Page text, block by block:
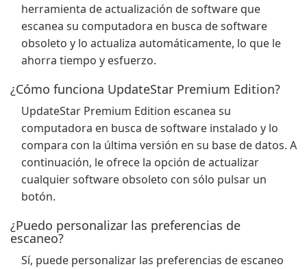
herramienta de actualización de software que
escanea su computadora en busca de software
obsoleto y lo actualiza automáticamente, lo que le
ahorra tiempo y esfuerzo.
¿Cómo funciona UpdateStar Premium Edition?
UpdateStar Premium Edition escanea su
computadora en busca de software instalado y lo
compara con la última versión en su base de datos. A
continuación, le ofrece la opción de actualizar
cualquier software obsoleto con sólo pulsar un
botón.
¿Puedo personalizar las preferencias de
escaneo?
Sí, puede personalizar las preferencias de escaneo